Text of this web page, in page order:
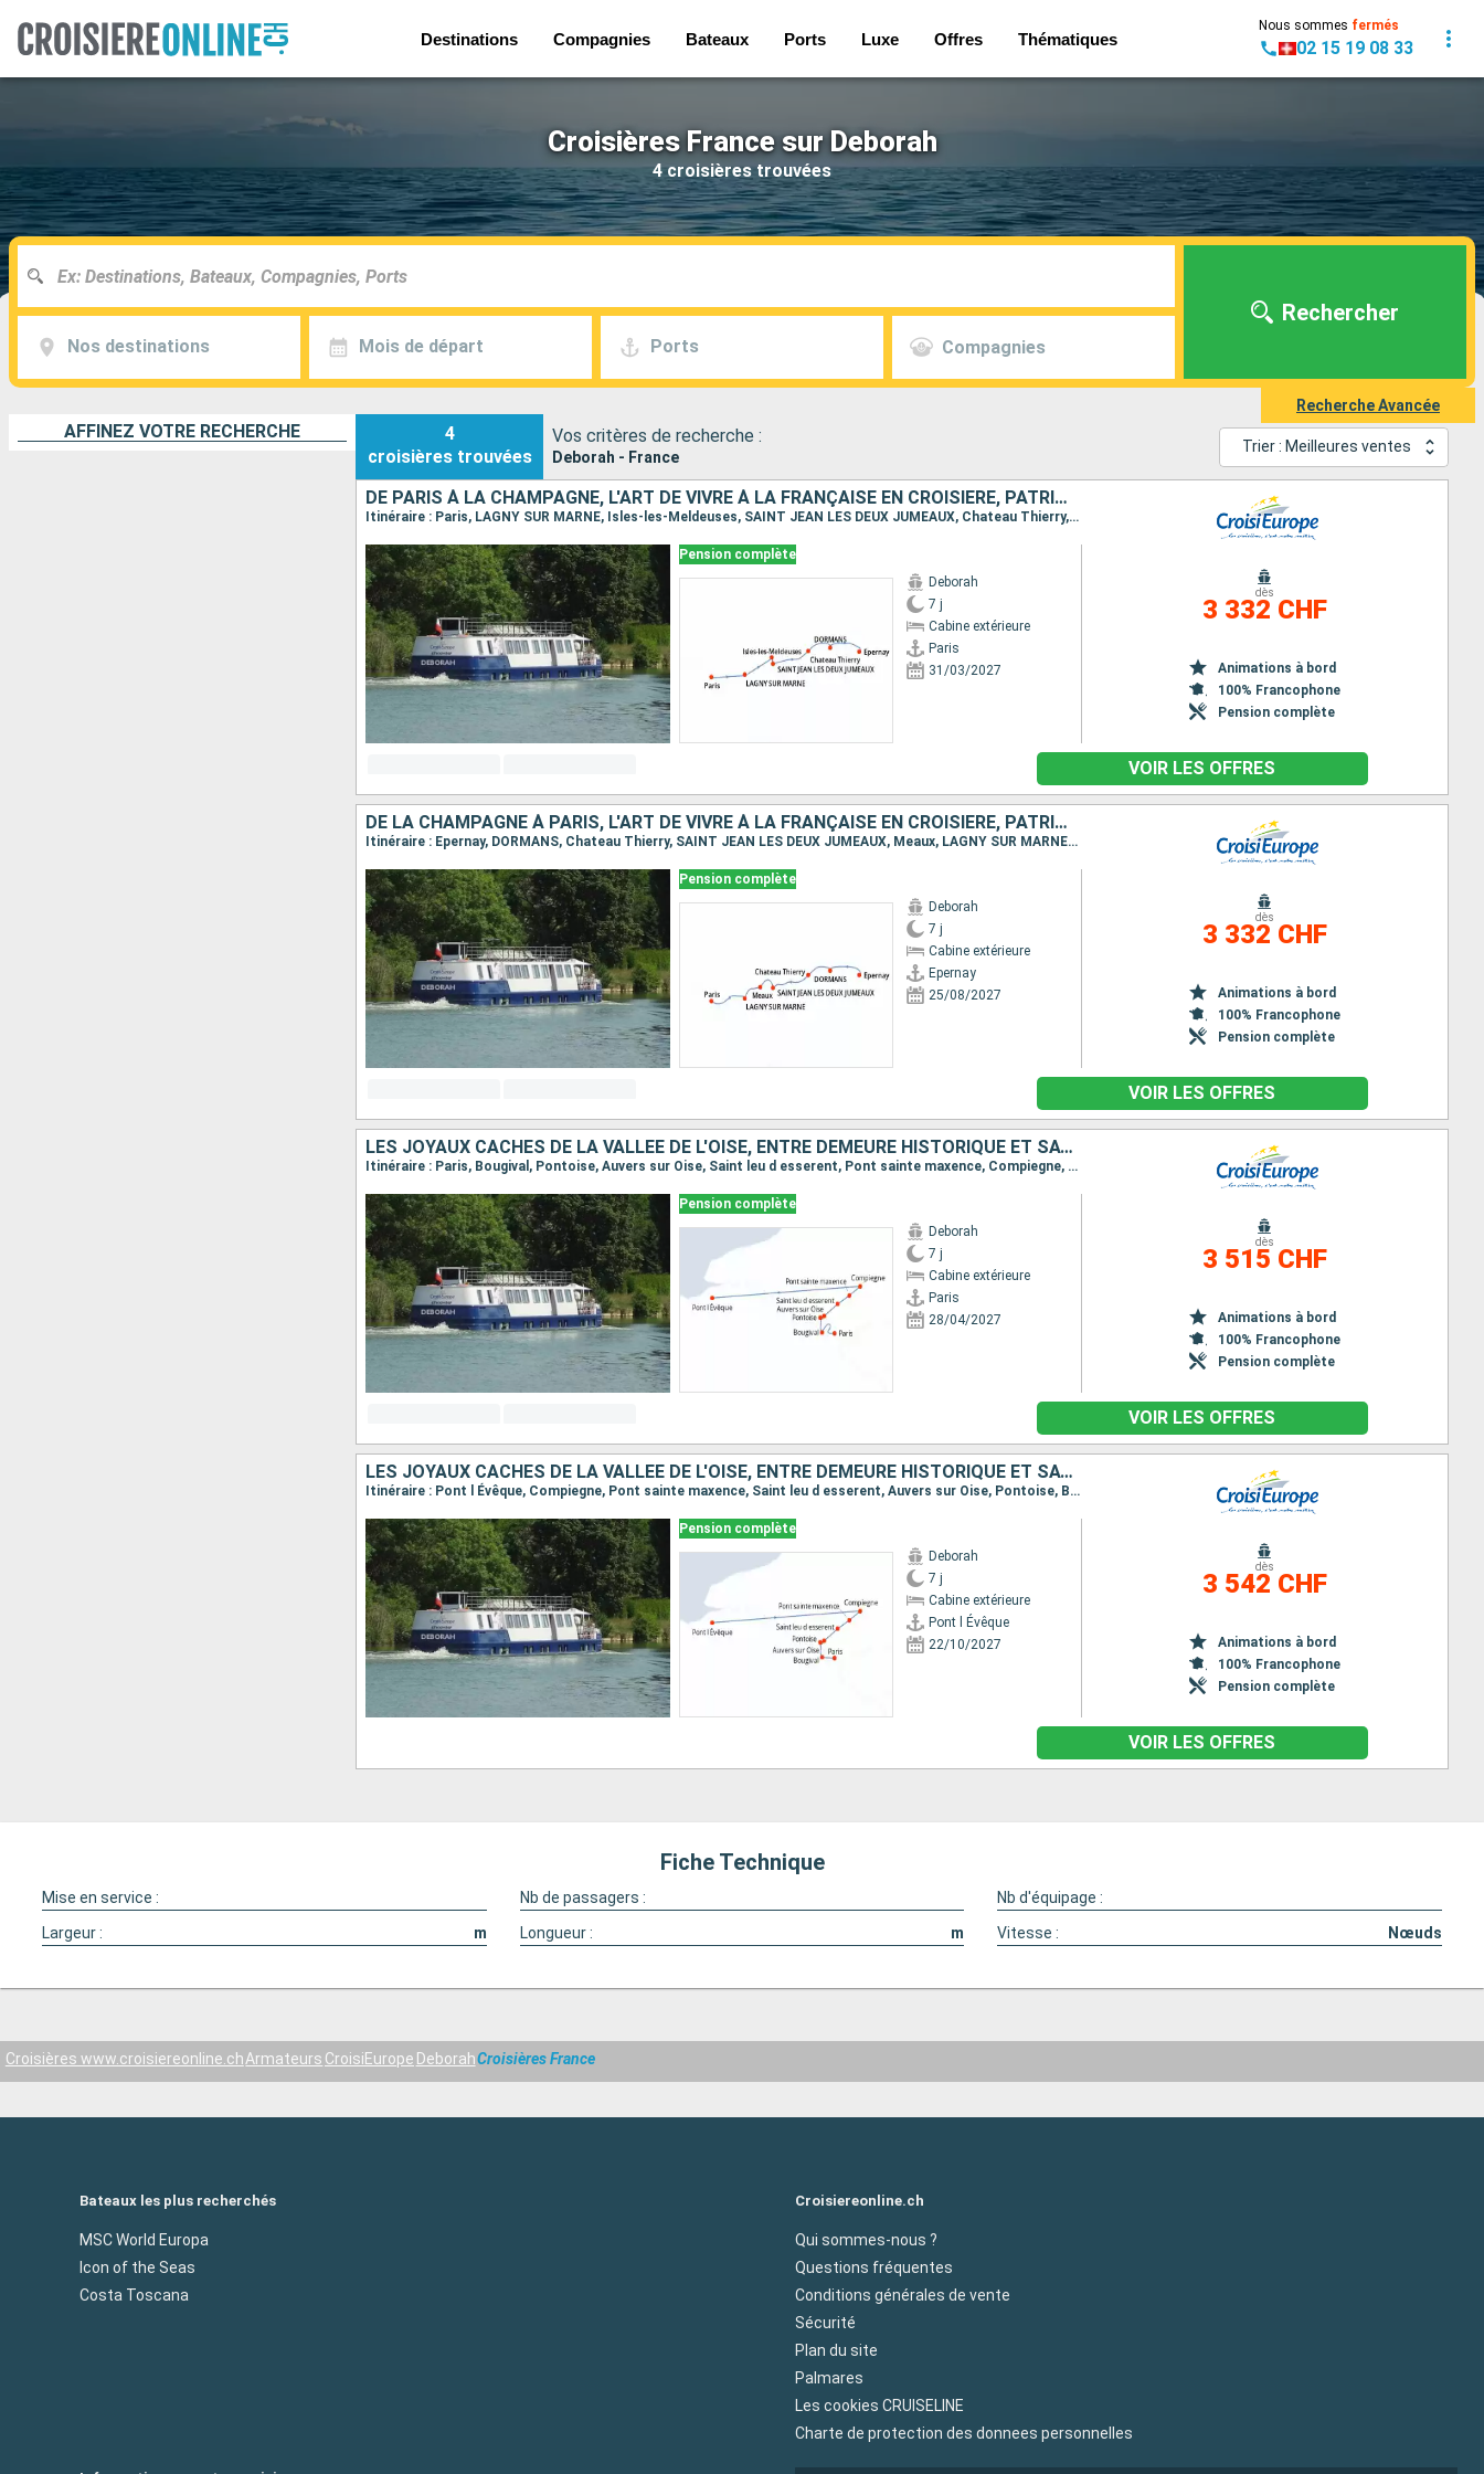
Destinations Compagnies Bateaux Ports Luxe Offres Thématiques
Nous sommes fermés
02 15 19 08 33
Croisières France sur Deborah
4 croisières trouvées
Nos destinations Mois de départ Ports Compagnies
Rechercher
Recherche Avancée
AFFINEZ VOTRE RECHERCHE
4
croisières trouvées
Vos critères de recherche :
Deborah - France
Trier : Meilleures ventes
DE PARIS À LA CHAMPAGNE, L'ART DE VIVRE À LA FRANÇAISE EN CROISIÈRE, PATRIMOINE ET SAVEURS AU FIL DE L'EAU
Itinéraire : Paris, LAGNY SUR MARNE, Isles-les-Meldeuses, SAINT JEAN LES DEUX JUMEAUX, Chateau Thierry, DORMANS, Epernay
Pension complète
Deborah
7 j
Cabine extérieure
Paris
31/03/2027
dès
3 332 CHF
Animations à bord
100% Francophone
Pension complète
VOIR LES OFFRES
DE LA CHAMPAGNE À PARIS, L'ART DE VIVRE À LA FRANÇAISE EN CROISIÈRE, PATRIMOINE ET SAVEURS AU FIL DE L'EAU
Itinéraire : Epernay, DORMANS, Chateau Thierry, SAINT JEAN LES DEUX JUMEAUX, Meaux, LAGNY SUR MARNE, Paris
Pension complète
Deborah
7 j
Cabine extérieure
Epernay
25/08/2027
dès
3 332 CHF
Animations à bord
100% Francophone
Pension complète
VOIR LES OFFRES
LES JOYAUX CACHÉS DE LA VALLÉE DE L'OISE, ENTRE DEMEURE HISTORIQUE ET SAVEURS LOCALES
Itinéraire : Paris, Bougival, Pontoise, Auvers sur Oise, Saint leu d esserent, Pont sainte maxence, Compiegne, Pont l Évêque
Pension complète
Deborah
7 j
Cabine extérieure
Paris
28/04/2027
dès
3 515 CHF
Animations à bord
100% Francophone
Pension complète
VOIR LES OFFRES
LES JOYAUX CACHÉS DE LA VALLÉE DE L'OISE, ENTRE DEMEURE HISTORIQUE ET SAVEURS LOCALES
Itinéraire : Pont l Évêque, Compiegne, Pont sainte maxence, Saint leu d esserent, Auvers sur Oise, Pontoise, Bougival, Paris
Pension complète
Deborah
7 j
Cabine extérieure
Pont l Évêque
22/10/2027
dès
3 542 CHF
Animations à bord
100% Francophone
Pension complète
VOIR LES OFFRES
Fiche Technique
Mise en service : Nb de passagers :
Nb d'équipage :
Largeur :
m Longueur : m Vitesse : Nœuds
Croisières www.croisiereonline.chArmateurs CroisiEurope DeborahCroisières France
Bateaux les plus recherchés
MSC World Europa
Icon of the Seas
Costa Toscana
Croisiereonline.ch
Qui sommes-nous ?
Questions fréquentes
Conditions générales de vente
Sécurité
Plan du site
Palmares
Les cookies CRUISELINE
Charte de protection des donnees personnelles